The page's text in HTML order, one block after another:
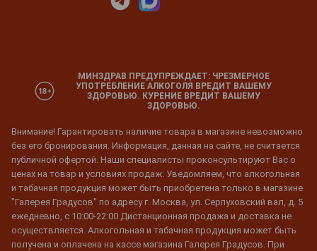
МИНЗДРАВ ПРЕДУПРЕЖДАЕТ: ЧРЕЗМЕРНОЕ
УПОТРЕБЛЕНИЕ АЛКОГОЛЯ ВРЕДИТ ВАШЕМУ
ЗДОРОВЬЮ. КУРЕНИЕ ВРЕДИТ ВАШЕМУ
ЗДОРОВЬЮ.
Внимание! Гарантировать наличие товара в магазине невозможно
без его бронирования. Информация, данная на сайте, не считается
публичной офертой. Наши специалисты проконсультируют Вас о
ценах на товар и условиях продаж. Уведомляем, что алкогольная
и табачная продукция может быть приобретена только в магазине
"Галерея Градусов" по адресу г. Москва, ул. Серпуховский вал, д. 5
ежедневно, с 10:00-22:00 Дистанционная продажа и доставка не
осуществляется. Алкогольная и табачная продукция может быть
получена и оплачена на кассе магазина Галерея Градусов. При